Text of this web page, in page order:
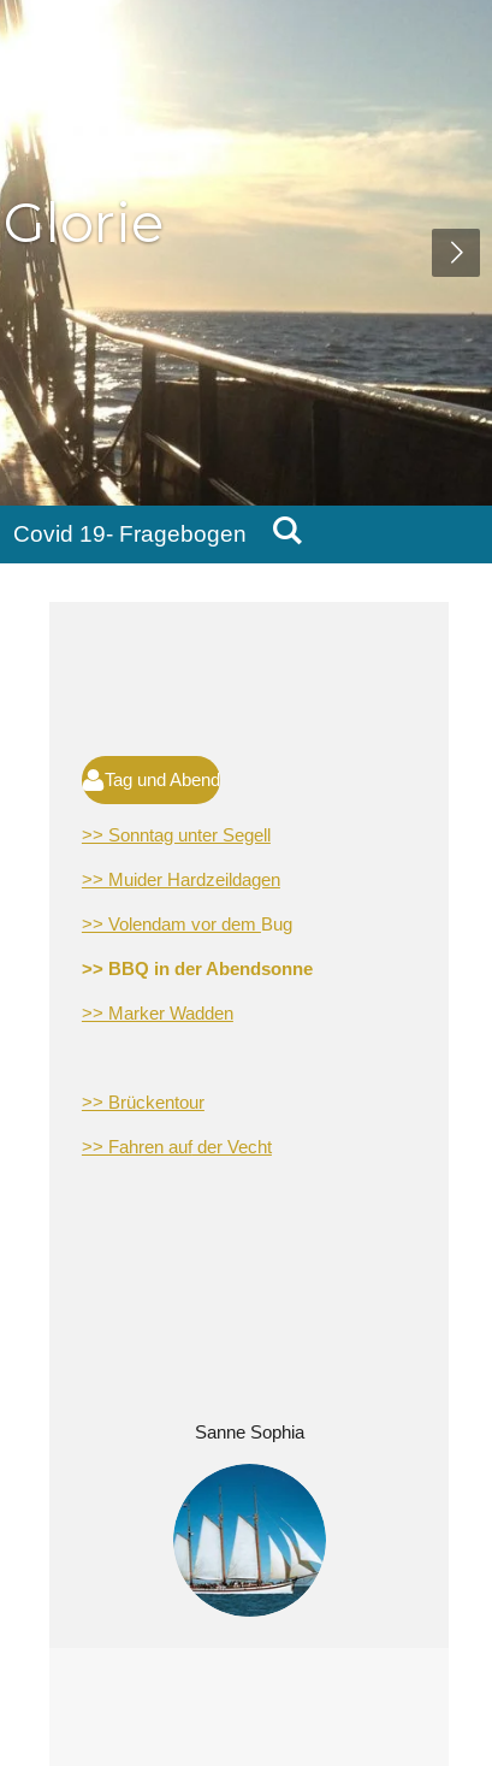
Covid 19- Fragebogen
Tag und Abend
>> Sonntag unter Segell
>> Muider Hardzeildagen
>> Volendam vor dem Bug
>> BBQ in der Abendsonne
>> Marker Wadden
>> Brückentour
>> Fahren aufder Vecht
Sanne Sophia